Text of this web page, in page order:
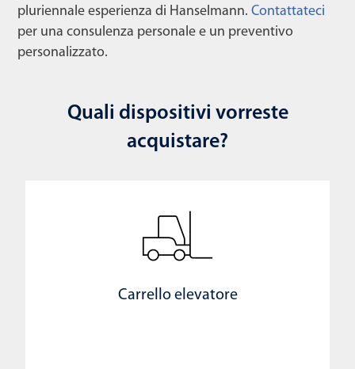
pluriennale esperienza di Hanselmann. Contattateci
per una consulenza personale e un preventivo
personalizzato.
Quali dispositivi vorreste
acquistare?
Carrello elevatore